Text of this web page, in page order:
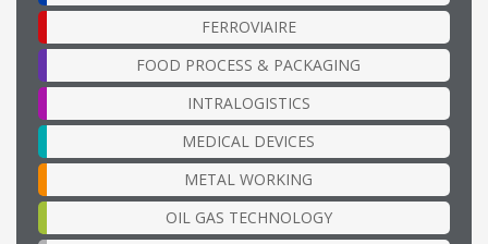
FERROVIAIRE
FOOD PROCESS & PACKAGING
INTRALOGISTICS
MEDICAL DEVICES
METAL WORKING
OIL GAS TECHNOLOGY